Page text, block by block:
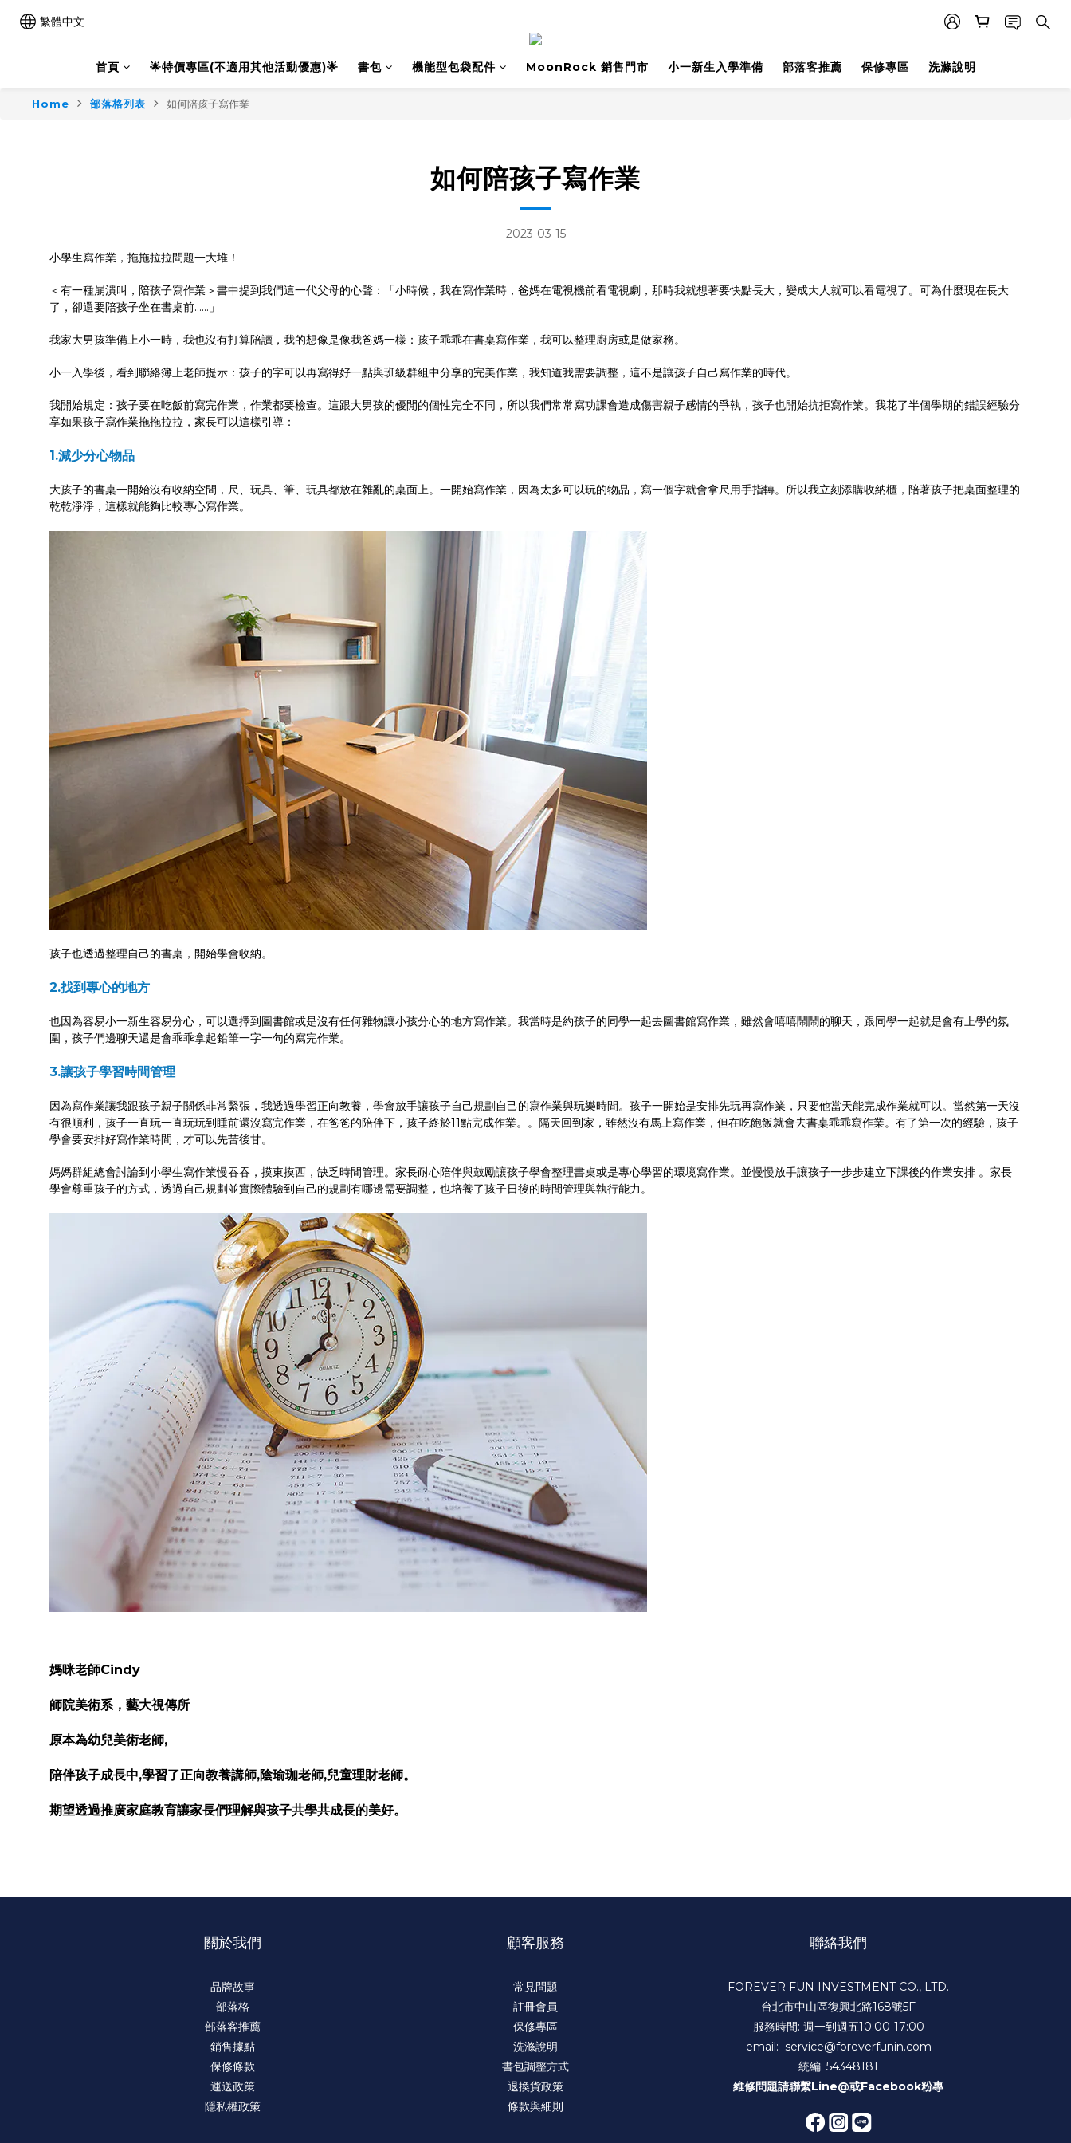
繁體中文
首頁 🌟特價專區(不適用其他活動優惠)🌟 書包 機能型包袋配件 MoonRock 銷售門市 小一新生入學準備 部落客推薦 保修專區 洗滌說明
Home 部落格列表 如何陪孩子寫作業
如何陪孩子寫作業
2023-03-15
小學生寫作業，拖拖拉拉問題一大堆！
＜有一種崩潰叫，陪孩子寫作業＞書中提到我們這一代父母的心聲：「小時候，我在寫作業時，爸媽在電視機前看電視劇，那時我就想著要快點長大，變成大人就可以看電視了。可為什麼現在長大
了，卻還要陪孩子坐在書桌前……」
我家大男孩準備上小一時，我也沒有打算陪讀，我的想像是像我爸媽一樣：孩子乖乖在書桌寫作業，我可以整理廚房或是做家務。
小一入學後，看到聯絡簿上老師提示：孩子的字可以再寫得好一點與班級群組中分享的完美作業，我知道我需要調整，這不是讓孩子自己寫作業的時代。
我開始規定：孩子要在吃飯前寫完作業，作業都要檢查。這跟大男孩的優閒的個性完全不同，所以我們常常寫功課會造成傷害親子感情的爭執，孩子也開始抗拒寫作業。我花了半個學期的錯誤經驗分
享如果孩子寫作業拖拖拉拉，家長可以這樣引導：
1.減少分心物品
大孩子的書桌一開始沒有收納空間，尺、玩具、筆、玩具都放在雜亂的桌面上。一開始寫作業，因為太多可以玩的物品，寫一個字就會拿尺用手指轉。所以我立刻添購收納櫃，陪著孩子把桌面整理的
乾乾淨淨，這樣就能夠比較專心寫作業。
孩子也透過整理自己的書桌，開始學會收納。
2.找到專心的地方
也因為容易小一新生容易分心，可以選擇到圖書館或是沒有任何雜物讓小孩分心的地方寫作業。我當時是約孩子的同學一起去圖書館寫作業，雖然會嘻嘻鬧鬧的聊天，跟同學一起就是會有上學的氛
圍，孩子們邊聊天還是會乖乖拿起鉛筆一字一句的寫完作業。
3.讓孩子學習時間管理
因為寫作業讓我跟孩子親子關係非常緊張，我透過學習正向教養，學會放手讓孩子自己規劃自己的寫作業與玩樂時間。孩子一開始是安排先玩再寫作業，只要他當天能完成作業就可以。當然第一天沒
有很順利，孩子一直玩一直玩玩到睡前還沒寫完作業，在爸爸的陪伴下，孩子終於11點完成作業。。隔天回到家，雖然沒有馬上寫作業，但在吃飽飯就會去書桌乖乖寫作業。有了第一次的經驗，孩子
學會要安排好寫作業時間，才可以先苦後甘。
媽媽群組總會討論到小學生寫作業慢吞吞，摸東摸西，缺乏時間管理。家長耐心陪伴與鼓勵讓孩子學會整理書桌或是專心學習的環境寫作業。並慢慢放手讓孩子一步步建立下課後的作業安排 。家長
學會尊重孩子的方式，透過自己規劃並實際體驗到自己的規劃有哪邊需要調整，也培養了孩子日後的時間管理與執行能力。
媽咪老師Cindy
師院美術系，藝大視傳所
原本為幼兒美術老師,
陪伴孩子成長中,學習了正向教養講師,陰瑜珈老師,兒童理財老師。
期望透過推廣家庭教育讓家長們理解與孩子共學共成長的美好。
關於我們
品牌故事
部落格
部落客推薦
銷售據點
保修條款
運送政策
隱私權政策
顧客服務
常見問題
註冊會員
保修專區
洗滌說明
書包調整方式
退換貨政策
條款與細則
聯絡我們
FOREVER FUN INVESTMENT CO., LTD.
台北市中山區復興北路168號5F
服務時間: 週一到週五10:00-17:00
email: service@foreverfunin.com
統編: 54348181
維修問題請聯繫Line@或Facebook粉專